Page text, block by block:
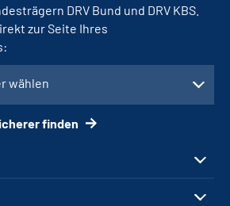
DRV Bund und DRV KBS.
zur Seite Ihres
wählen
finden